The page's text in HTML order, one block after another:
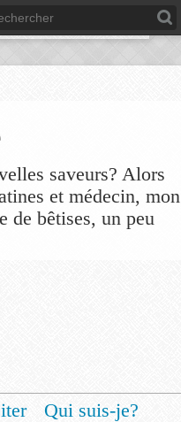
saveurs? Alors
et médecin, mon
de bêtises, un peu
Qui suis-je?